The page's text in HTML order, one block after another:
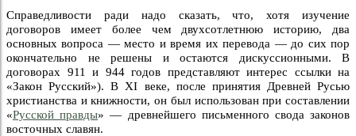
Справедливости ради надо сказать, что, хотя изучение
договоров имеет более чем двухсотлетнюю историю, два
основных вопроса — место и время их перевода — до сих пор
окончательно не решены и остаются дискуссионными. В
договорах 911 и 944 годов представляют интерес ссылки на
«Закон Русский»). В XI веке, после принятия Древней Русью
христианства и книжности, он был использован при составлении
«Русской правды» — древнейшего письменного свода законов
восточных славян.